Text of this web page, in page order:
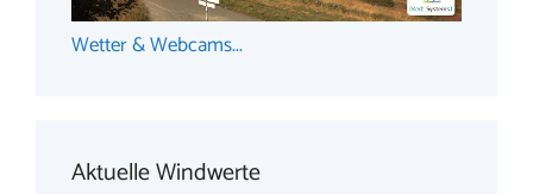
Wetter & Webcams...
Aktuelle Windwerte